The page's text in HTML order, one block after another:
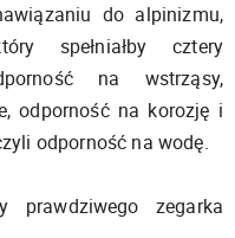
do alpinizmu,
spełniałby cztery
na wstrząsy,
odporność na korozję i
odporność na wodę.
zegarka